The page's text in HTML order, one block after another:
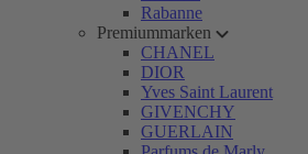
Rabanne
Premiummarken
CHANEL
DIOR
Yves Saint Laurent
GIVENCHY
GUERLAIN